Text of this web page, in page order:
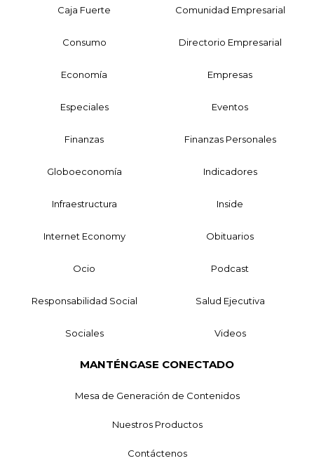
Caja Fuerte Comunidad Empresarial
Consumo Directorio Empresarial
Economía Empresas
Especiales Eventos
Finanzas Finanzas Personales
Globoeconomía Indicadores
Infraestructura Inside
Internet Economy Obituarios
Ocio Podcast
Responsabilidad Social Salud Ejecutiva
Sociales Videos
MANTÉNGASE CONECTADO
Mesa de Generación de Contenidos
Nuestros Productos
Contáctenos